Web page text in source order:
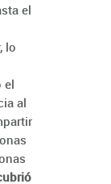
el
lo
el
al